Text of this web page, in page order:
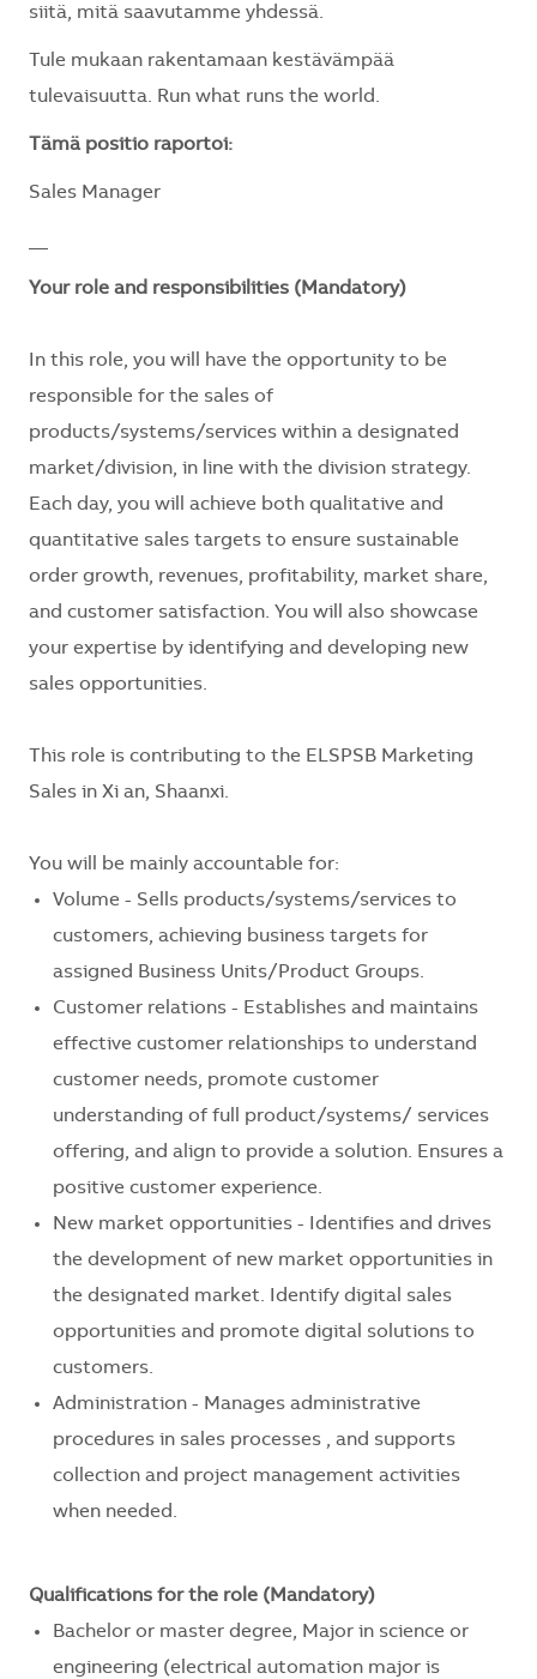
siitä, mitä saavutamme yhdessä.
Tule mukaan rakentamaan kestävämpää
tulevaisuutta. Run what runs the world.
Tämä positio raportoi:
Sales Manager
Your role and responsibilities (Mandatory)
In this role, you will have the opportunity to be
responsible for the sales of
products/systems/services within a designated
market/division, in line with the division strategy.
Each day, you will achieve both qualitative and
quantitative sales targets to ensure sustainable
order growth, revenues, profitability, market share,
and customer satisfaction. You will also showcase
your expertise by identifying and developing new
sales opportunities.
This role is contributing to the ELSPSB Marketing
Sales in Xi an, Shaanxi.
You will be mainly accountable for:
Volume - Sells products/systems/services to
customers, achieving business targets for
assigned Business Units/Product Groups.
Customer relations - Establishes and maintains
effective customer relationships to understand
customer needs, promote customer
understanding of full product/systems/ services
offering, and align to provide a solution. Ensures a
positive customer experience.
New market opportunities - Identifies and drives
the development of new market opportunities in
the designated market. Identify digital sales
opportunities and promote digital solutions to
customers.
Administration - Manages administrative
procedures in sales processes , and supports
collection and project management activities
when needed.
Qualifications for the role (Mandatory)
Bachelor or master degree, Major in science or
engineering (electrical automation major is